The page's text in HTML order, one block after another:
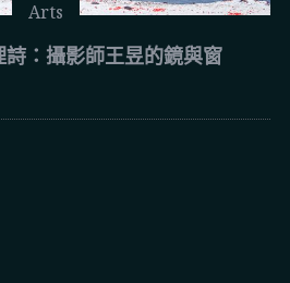
Arts
：攝影師王昱的鏡與窗